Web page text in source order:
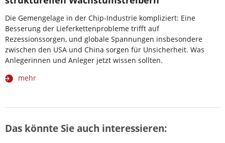
Die Gemengelage in der Chip-Industrie kompliziert: Eine
Besserung der Lieferkettenprobleme trifft auf
Rezessionssorgen, und globale Spannungen insbesondere
zwischen den USA und China sorgen für Unsicherheit. Was
Anlegerinnen und Anleger jetzt wissen sollten.
mehr
Das könnte Sie auch interessieren: